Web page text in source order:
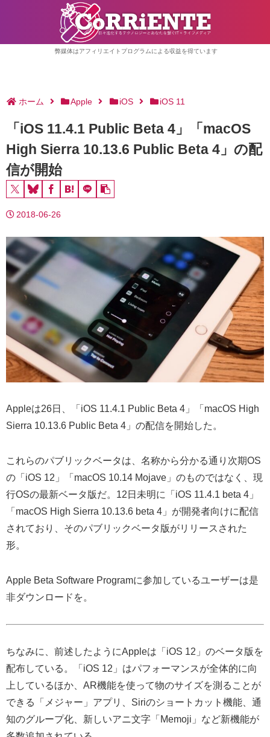
弊媒体はアフィリエイトプログラムによる収益を得ています
ホーム Apple iOS iOS 11
「iOS 11.4.1 Public Beta 4」「macOS
High Sierra 10.13.6 Public Beta 4」の配
信が開始
2018-06-26
Appleは26日、「iOS 11.4.1 Public Beta 4」「macOS High
Sierra 10.13.6 Public Beta 4」の配信を開始した。
これらのパブリックベータは、名称から分かる通り次期OS
の「iOS 12」「macOS 10.14 Mojave」のものではなく、現
行OSの最新ベータ版だ。12日未明に「iOS 11.4.1 beta 4」
「macOS High Sierra 10.13.6 beta 4」が開発者向けに配信
されており、そのパブリックベータ版がリリースされた
形。
Apple Beta Software Programに参加しているユーザーは是
非ダウンロードを。
ちなみに、前述したようにAppleは「iOS 12」のベータ版を
配布している。「iOS 12」はパフォーマンスが全体的に向
上しているほか、AR機能を使って物のサイズを測ることが
できる「メジャー」アプリ、Siriのショートカット機能、通
知のグループ化、新しいアニ文字「Memoji」など新機能が